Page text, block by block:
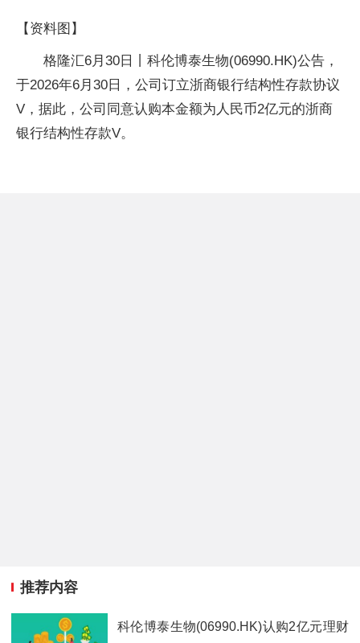
【资料图】
格隆汇6月30日丨科伦博泰生物(06990.HK)公告，
于2026年6月30日，公司订立浙商银行结构性存款协议
V，据此，公司同意认购本金额为人民币2亿元的浙商
银行结构性存款V。
推荐内容
科伦博泰生物(06990.HK)认购2亿元理财